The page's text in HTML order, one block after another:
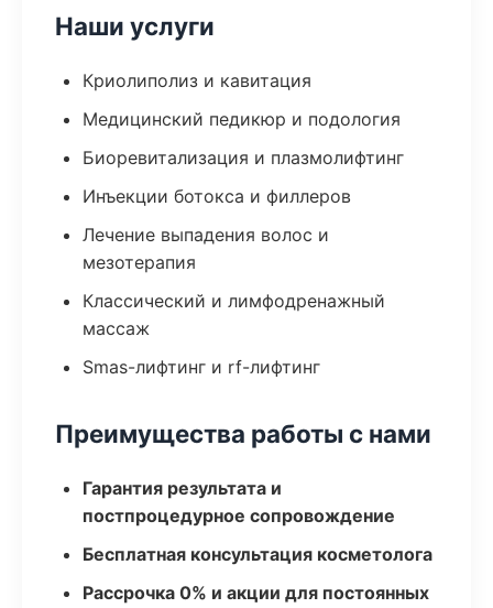
Наши услуги
Криолиполиз и кавитация
Медицинский педикюр и подология
Биоревитализация и плазмолифтинг
Инъекции ботокса и филлеров
Лечение выпадения волос и
мезотерапия
Классический и лимфодренажный
массаж
Smas-лифтинг и rf-лифтинг
Преимущества работы с нами
Гарантия результата и
постпроцедурное сопровождение
Бесплатная консультация косметолога
Рассрочка 0% и акции для постоянных